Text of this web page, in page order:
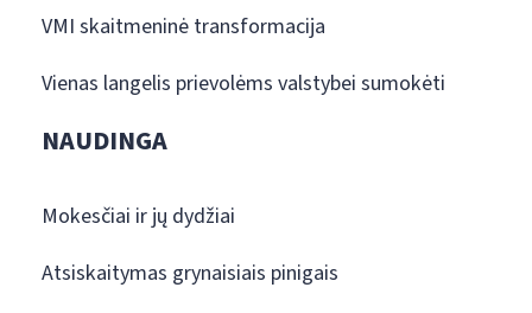
VMI skaitmeninė transformacija
Vienas langelis prievolėms valstybei sumokėti
NAUDINGA
Mokesčiai ir jų dydžiai
Atsiskaitymas grynaisiais pinigais